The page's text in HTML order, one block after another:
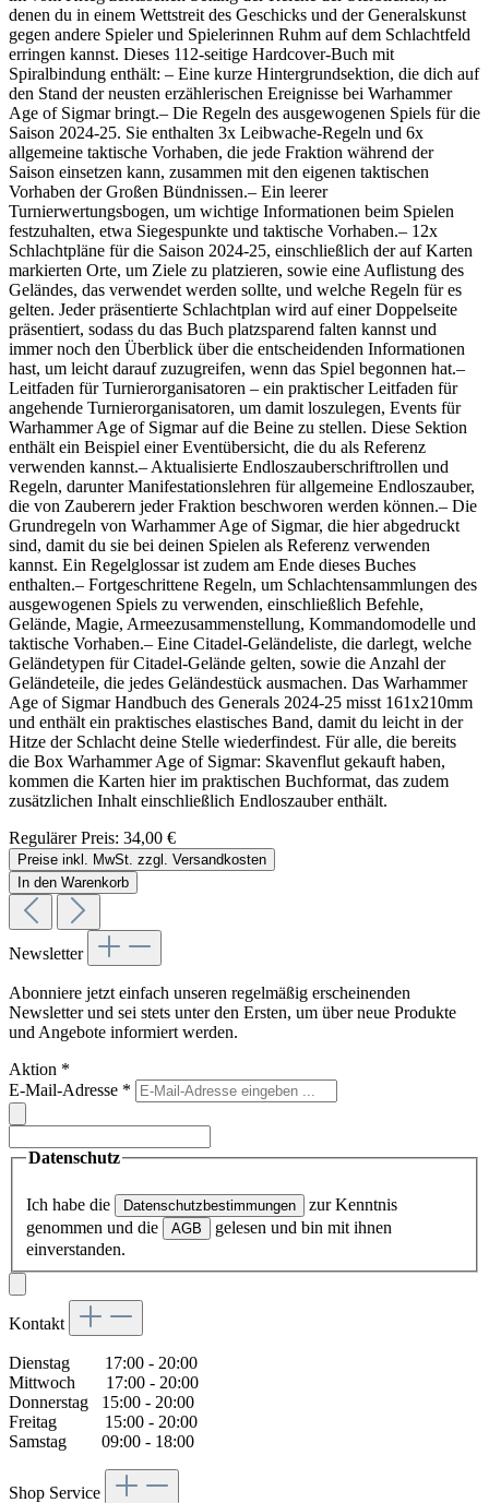
denen du in einem Wettstreit des Geschicks und der Generalskunst
gegen andere Spieler und Spielerinnen Ruhm auf dem Schlachtfeld
erringen kannst. Dieses 112-seitige Hardcover-Buch mit
Spiralbindung enthält: – Eine kurze Hintergrundsektion, die dich auf
den Stand der neusten erzählerischen Ereignisse bei Warhammer
Age of Sigmar bringt.– Die Regeln des ausgewogenen Spiels für die
Saison 2024-25. Sie enthalten 3x Leibwache-Regeln und 6x
allgemeine taktische Vorhaben, die jede Fraktion während der
Saison einsetzen kann, zusammen mit den eigenen taktischen
Vorhaben der Großen Bündnissen.– Ein leerer
Turnierwertungsbogen, um wichtige Informationen beim Spielen
festzuhalten, etwa Siegespunkte und taktische Vorhaben.– 12x
Schlachtpläne für die Saison 2024-25, einschließlich der auf Karten
markierten Orte, um Ziele zu platzieren, sowie eine Auflistung des
Geländes, das verwendet werden sollte, und welche Regeln für es
gelten. Jeder präsentierte Schlachtplan wird auf einer Doppelseite
präsentiert, sodass du das Buch platzsparend falten kannst und
immer noch den Überblick über die entscheidenden Informationen
hast, um leicht darauf zuzugreifen, wenn das Spiel begonnen hat.–
Leitfaden für Turnierorganisatoren – ein praktischer Leitfaden für
angehende Turnierorganisatoren, um damit loszulegen, Events für
Warhammer Age of Sigmar auf die Beine zu stellen. Diese Sektion
enthält ein Beispiel einer Eventübersicht, die du als Referenz
verwenden kannst.– Aktualisierte Endloszauberschriftrollen und
Regeln, darunter Manifestationslehren für allgemeine Endloszauber,
die von Zauberern jeder Fraktion beschworen werden können.– Die
Grundregeln von Warhammer Age of Sigmar, die hier abgedruckt
sind, damit du sie bei deinen Spielen als Referenz verwenden
kannst. Ein Regelglossar ist zudem am Ende dieses Buches
enthalten.– Fortgeschrittene Regeln, um Schlachtensammlungen des
ausgewogenen Spiels zu verwenden, einschließlich Befehle,
Gelände, Magie, Armeezusammenstellung, Kommandomodelle und
taktische Vorhaben.– Eine Citadel-Geländeliste, die darlegt, welche
Geländetypen für Citadel-Gelände gelten, sowie die Anzahl der
Geländeteile, die jedes Geländestück ausmachen. Das Warhammer
Age of Sigmar Handbuch des Generals 2024-25 misst 161x210mm
und enthält ein praktisches elastisches Band, damit du leicht in der
Hitze der Schlacht deine Stelle wiederfindest. Für alle, die bereits
die Box Warhammer Age of Sigmar: Skavenflut gekauft haben,
kommen die Karten hier im praktischen Buchformat, das zudem
zusätzlichen Inhalt einschließlich Endloszauber enthält.
Regulärer Preis: 34,00 €
Preise inkl. MwSt. zzgl. Versandkosten
In den Warenkorb
Newsletter
Abonniere jetzt einfach unseren regelmäßig erscheinenden
Newsletter und sei stets unter den Ersten, um über neue Produkte
und Angebote informiert werden.
Aktion *
E-Mail-Adresse *
Datenschutz
Ich habe die Datenschutzbestimmungen
zur Kenntnis
genommen und die
AGB
gelesen und bin mit ihnen
einverstanden.
Kontakt
Dienstag 17:00 - 20:00
Mittwoch 17:00 - 20:00
Donnerstag 15:00 - 20:00
Freitag 15:00 - 20:00
Samstag 09:00 - 18:00
Shop Service